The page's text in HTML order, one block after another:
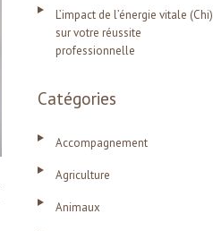
L’impact de l’énergie vitale (Chi)
sur votre réussite
professionnelle
Catégories
Accompagnement
Agriculture
Animaux